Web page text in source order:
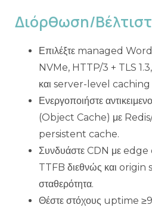
Διόρθωση/
Επιλέξτε managed
NVMe, HTTP/3 + TLS
και server-level
Ενεργοποιήστε
(Object Cache) με
persistent cache.
Συνδυάστε CDN με edge
TTFB διεθνώς και origin
σταθερότητα.
Θέστε στόχους uptime